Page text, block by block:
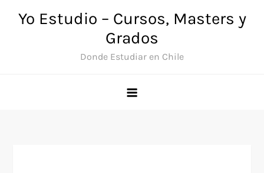
Yo Estudio – Cursos, Masters y
Grados
Donde Estudiar en Chile